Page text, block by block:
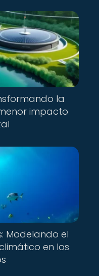
la
impacto
Modelando el
en los